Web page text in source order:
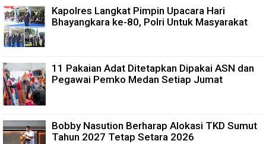
Kapolres Langkat Pimpin Upacara Hari
Bhayangkara ke-80, Polri Untuk Masyarakat
11 Pakaian Adat Ditetapkan Dipakai ASN dan
Pegawai Pemko Medan Setiap Jumat
Bobby Nasution Berharap Alokasi TKD Sumut
Tahun 2027 Tetap Setara 2026